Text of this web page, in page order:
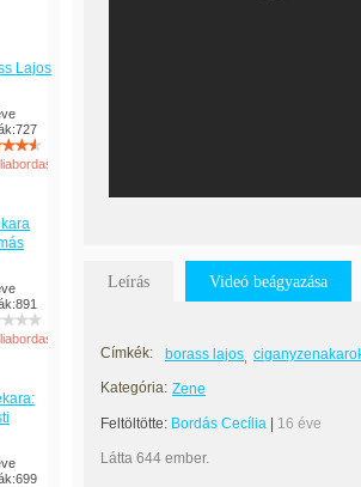
Lajos
Leírás Videó beágyazása
Címkék: borass lajos
Kategória: Zene
Feltöltötte: Bordás Cecília 16 éve
Látta 644 ember.